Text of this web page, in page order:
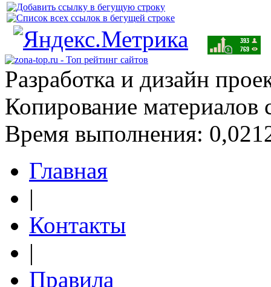
Разработка и дизайн
Копирование материалов
Время выполнения:
Главная
|
Контакты
|
Правила